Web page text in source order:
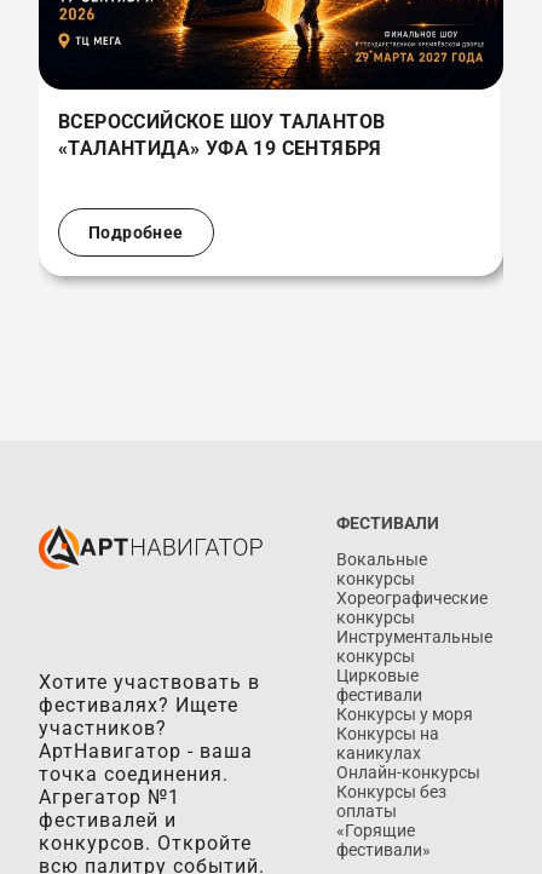
ВСЕРОССИЙСКОЕ ШОУ ТАЛАНТОВ
«ТАЛАНТИДА» УФА 19 СЕНТЯБРЯ
Подробнее
Хотите участвовать в
фестивалях? Ищете
участников?
АртНавигатор - ваша
точка соединения.
Агрегатор №1
фестивалей и
конкурсов. Откройте
всю палитру событий.
ФЕСТИВАЛИ
Вокальные
конкурсы
Хореографические
конкурсы
Инструментальные
конкурсы
Цирковые
фестивали
Конкурсы у моря
Конкурсы на
каникулах
Онлайн-конкурсы
Конкурсы без
оплаты
«Горящие
фестивали»